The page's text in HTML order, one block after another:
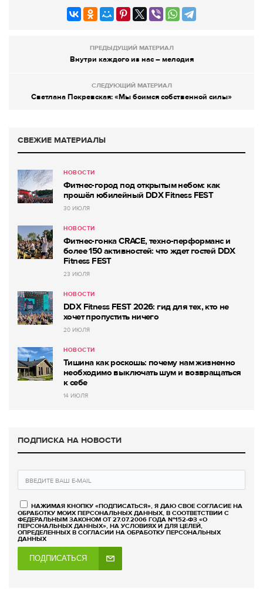
ПРЕДЫДУЩИЙ МАТЕРИАЛ
Внутри каждого из нас – мелодия
СЛЕДУЮЩИЙ МАТЕРИАЛ
Светлана Покревская: «Мы боимся собственной силы»
СВЕЖИЕ МАТЕРИАЛЫ
НОВОСТИ
Фитнес-город под открытым небом: как
прошёл юбилейный DDX Fitness FEST
30 ИЮЛЯ
НОВОСТИ
Фитнес-гонка CRACE, техно-перформанс и
более 150 активностей: что ждет гостей DDX
Fitness FEST
23 ИЮЛЯ
НОВОСТИ
DDX Fitness FEST 2026: гид для тех, кто не
хочет пропустить ничего
20 ИЮЛЯ
НОВОСТИ
Тишина как роскошь: почему нам жизненно
необходимо выключать шум и возвращаться
к себе
14 ИЮЛЯ
ПОДПИСКА НА НОВОСТИ
НАЖИМАЯ КНОПКУ «ПОДПИСАТЬСЯ», Я ДАЮ СВОЕ СОГЛАСИЕ НА
ОБРАБОТКУ МОИХ ПЕРСОНАЛЬНЫХ ДАННЫХ, В СООТВЕТСТВИИ С
ФЕДЕРАЛЬНЫМ ЗАКОНОМ ОТ 27.07.2006 ГОДА №152-ФЗ «О
ПЕРСОНАЛЬНЫХ ДАННЫХ», НА УСЛОВИЯХ И ДЛЯ ЦЕЛЕЙ,
ОПРЕДЕЛЕННЫХ В СОГЛАСИИ НА ОБРАБОТКУ ПЕРСОНАЛЬНЫХ
ДАННЫХ
ПОДПИСАТЬСЯ